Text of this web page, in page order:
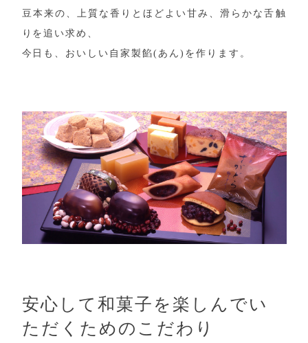
豆本来の、上質な香りとほどよい甘み、滑らかな舌触
りを追い求め、
今日も、おいしい自家製餡(あん)を作ります。
安心して和菓子を楽しんでい
ただくためのこだわり